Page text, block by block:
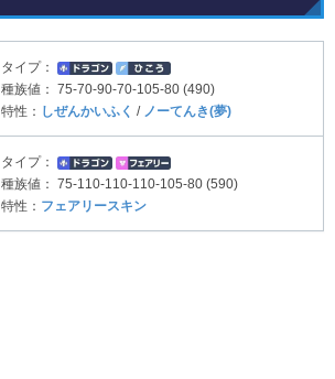
タイプ：
種族値：
75-70-90-70-105-80 (490)
特性：
しぜんかいふく / ノーてんき(夢)
タイプ：
種族値：
75-110-110-110-105-80 (590)
特性： フェアリースキン